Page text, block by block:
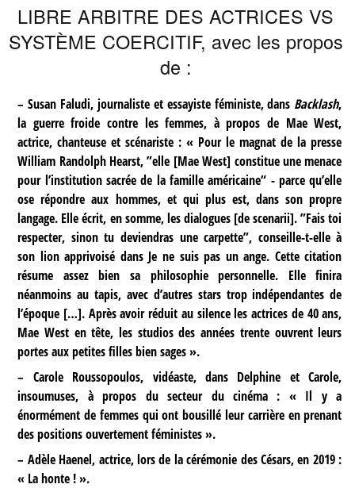
LIBRE ARBITRE DES ACTRICES VS
SYSTÈME COERCITIF, avec les propos
de :
– Susan Faludi, journaliste et essayiste féministe, dans Backlash,
la guerre froide contre les femmes, à propos de Mae West,
actrice, chanteuse et scénariste : « Pour le magnat de la presse
William Randolph Hearst, ”elle [Mae West] constitue une menace
pour l’institution sacrée de la famille américaine“ - parce qu’elle
ose répondre aux hommes, et qui plus est, dans son propre
langage. Elle écrit, en somme, les dialogues [de scenarii]. ”Fais toi
respecter, sinon tu deviendras une carpette”, conseille-t-elle à
son lion apprivoisé dans Je ne suis pas un ange. Cette citation
résume assez bien sa philosophie personnelle. Elle finira
néanmoins au tapis, avec d’autres stars trop indépendantes de
l’époque […]. Après avoir réduit au silence les actrices de 40 ans,
Mae West en tête, les studios des années trente ouvrent leurs
portes aux petites filles bien sages ».
– Carole Roussopoulos, vidéaste, dans Delphine et Carole,
insoumuses, à propos du secteur du cinéma : « Il y a
énormément de femmes qui ont bousillé leur carrière en prenant
des positions ouvertement féministes ».
– Adèle Haenel, actrice, lors de la cérémonie des Césars, en 2019 :
« La honte ! ».